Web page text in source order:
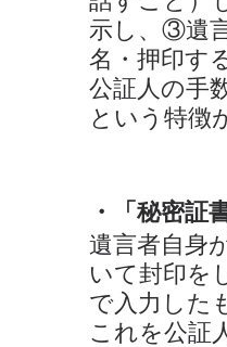
示し、③遺
名・押印す
公証人の手
という特徴
・「秘密証
遺言者自身
いて封印を
で入力した
これを公証